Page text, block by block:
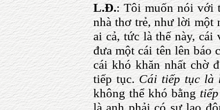
L.Đ.: Tôi muốn nói với
nhà thơ trẻ, như lời một
ai cả, tức là thế này,
đưa một cái tên lên báo
cái khó khăn nhất chờ
tiếp tục.Cái tiếp tục là
không thể khó bằngtiếp
là anh phải có sự lao